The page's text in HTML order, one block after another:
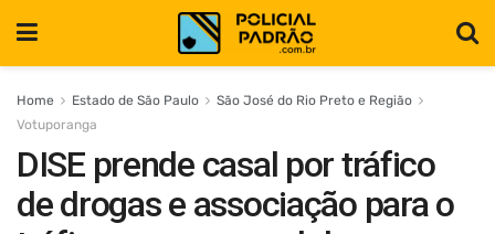
Home Estado de São Paulo
São José do Rio Preto e Região
Votuporanga
DISE prende casal por tráfico
de drogas e associação para o